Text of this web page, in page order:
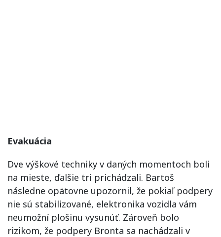
Evakuácia
Dve výškové techniky v daných momentoch boli
na mieste, ďalšie tri prichádzali. Bartoš
následne opätovne upozornil, že pokiaľ podpery
nie sú stabilizované, elektronika vozidla vám
neumožní plošinu vysunúť. Zároveň bolo
rizikom, že podpery Bronta sa nachádzali v